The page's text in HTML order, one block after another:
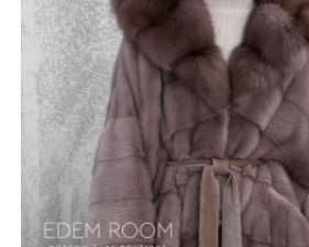
долгого времени.
Капюшон, полностью выполненный
только украшает шубу, но и
ветра. Красивый пояс
силуэту утончённость. Длина
можно подобрать аккуратную
на тонком каблуке.
*описание несет информационный